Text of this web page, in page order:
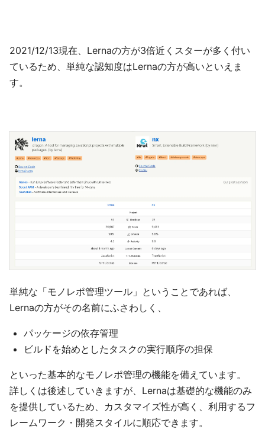
2021/12/13現在、Lernaの方が3倍近くスターが多く付い
ているため、単純な認知度はLernaの方が高いといえま
す。
単純な「モノレポ管理ツール」ということであれば、
Lernaの方がその名前にふさわしく、
パッケージの依存管理
ビルドを始めとしたタスクの実行順序の担保
といった基本的なモノレポ管理の機能を備えています。
詳しくは後述していきますが、Lernaは基礎的な機能のみ
を提供しているため、カスタマイズ性が高く、利用するフ
レームワーク・開発スタイルに順応できます。